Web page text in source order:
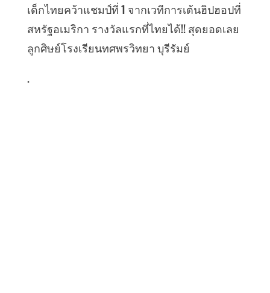
เด็กไทยคว้าแชมป์ที่ 1 จากเวทีการเต้นฮิปฮอปที่
สหรัฐอเมริกา รางวัลแรกที่ไทยได้!! สุดยอดเลย
ลูกศิษย์โรงเรียนทศพรวิทยา บุรีรัมย์
.